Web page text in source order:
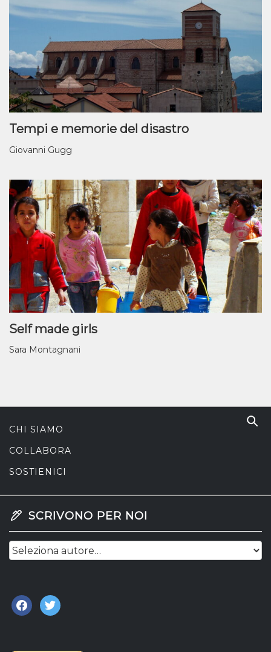
Tempi e memorie del disastro
Giovanni Gugg
Self made girls
Sara Montagnani
CHI SIAMO
COLLABORA
SOSTIENICI
SCRIVONO PER NOI
facebook
twitter